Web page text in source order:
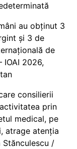
au obținut 3
și 3 de
de
IOAI 2026,
consilierii
prin
medical, pe
atrage atenția
/